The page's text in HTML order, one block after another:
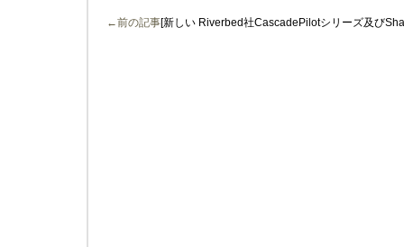
←前の記事[新しい Riverbed社CascadePilotシリーズ及び